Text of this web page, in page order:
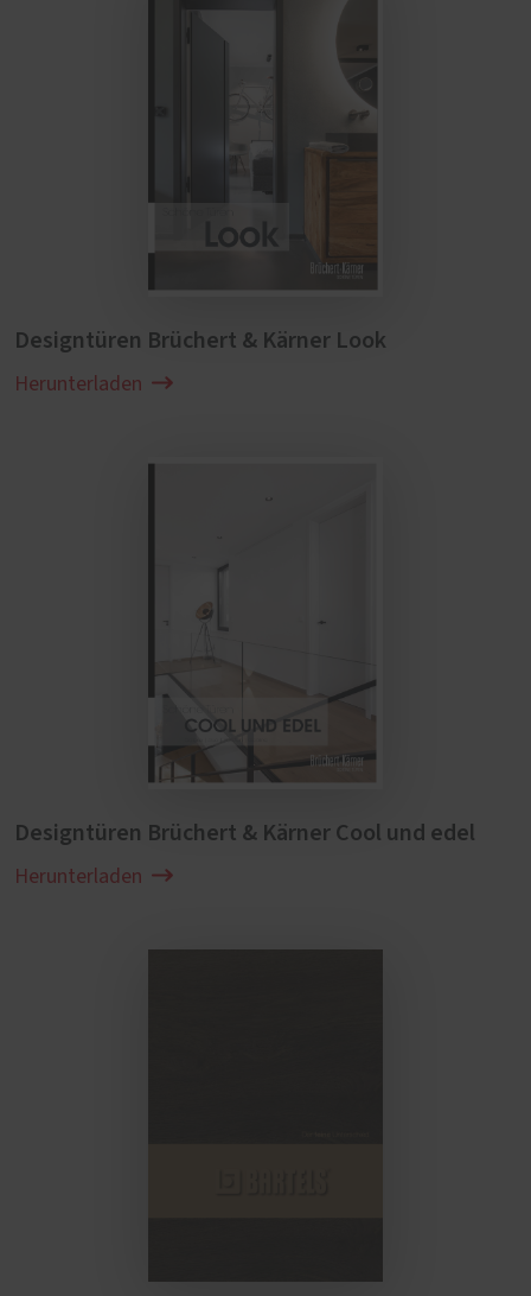
Designtüren Brüchert & Kärner Look
Herunterladen
Designtüren Brüchert & Kärner Cool und edel
Herunterladen